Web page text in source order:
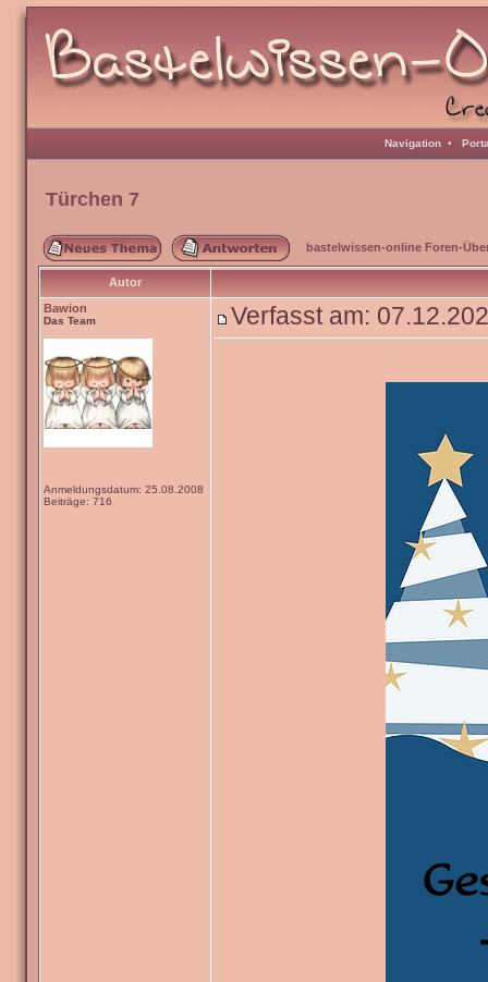
Navigation •
Türchen 7
bastelwissen-online Foren-
Autor
Bawion
Das Team
Anmeldungsdatum: 25.08.2008
Beiträge: 716
Verfasst am: